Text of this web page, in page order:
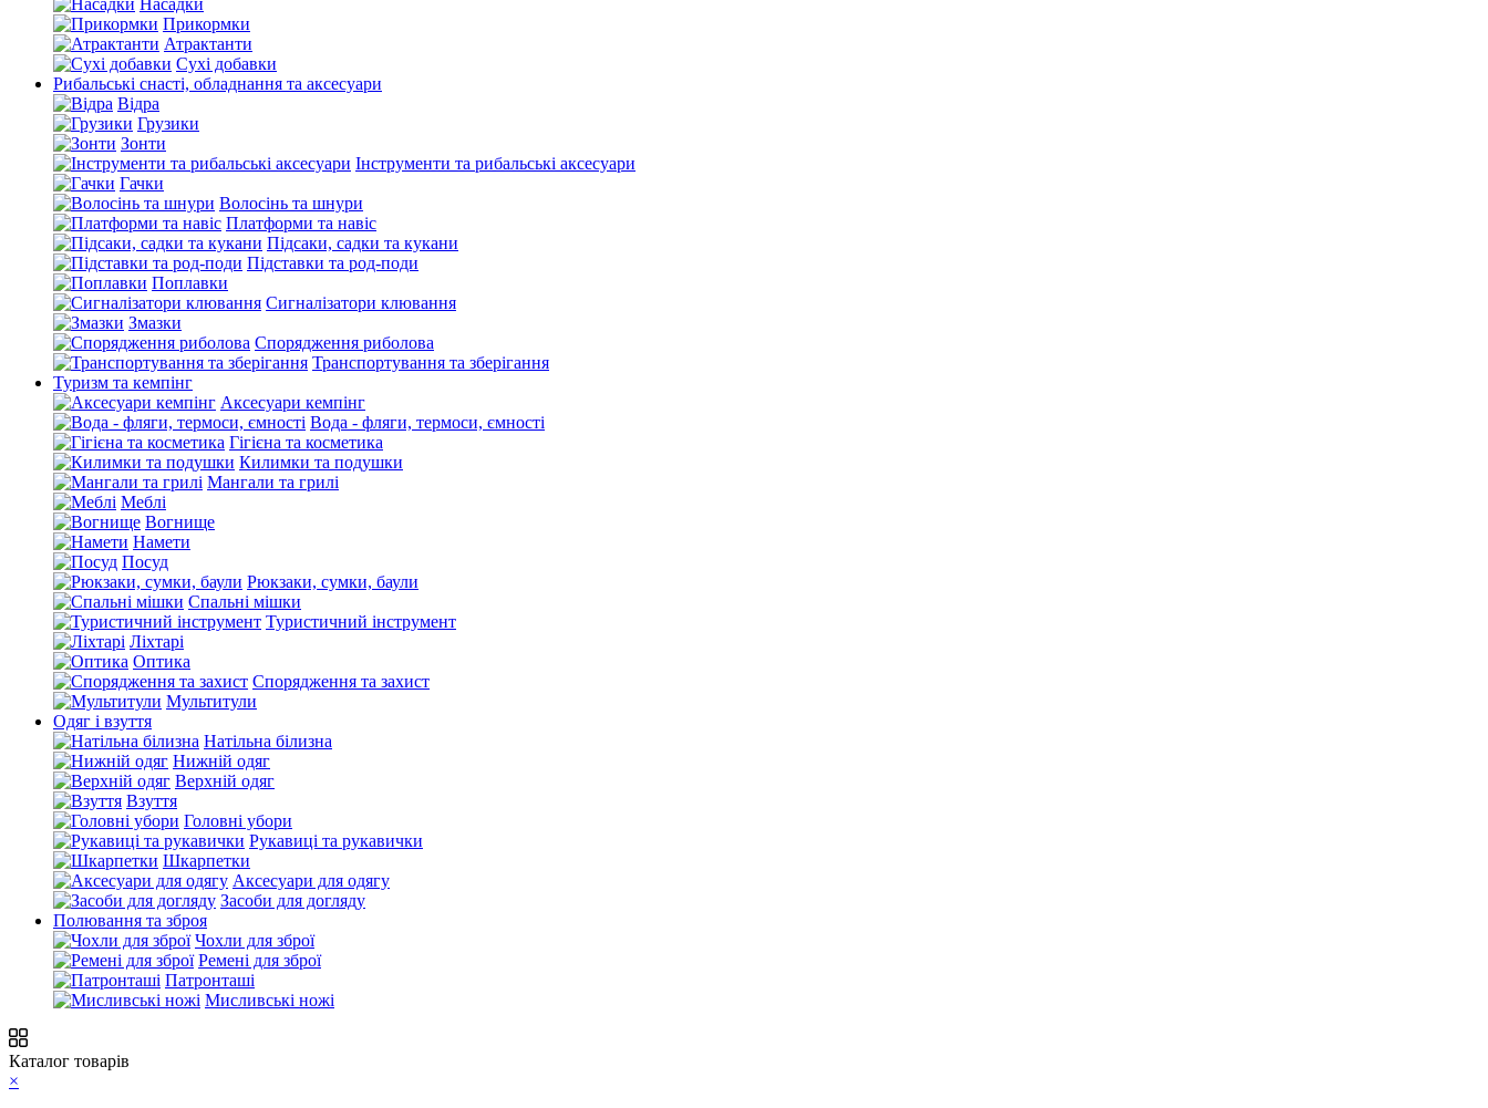
Насадки
Прикормки
Атрактанти
Сухі добавки
Рибальські снасті, обладнання та аксесуари
Відра
Грузики
Зонти
Інструменти та рибальські аксесуари
Гачки
Волосінь та шнури
Платформи та навіс
Підсаки, садки та кукани
Підставки та род-поди
Поплавки
Сигналізатори клювання
Змазки
Спорядження риболова
Транспортування та зберігання
Туризм та кемпінг
Аксесуари кемпінг
Вода - фляги, термоси, ємності
Гігієна та косметика
Килимки та подушки
Мангали та грилі
Меблі
Вогнище
Намети
Посуд
Рюкзаки, сумки, баули
Спальні мішки
Туристичний інструмент
Ліхтарі
Оптика
Спорядження та захист
Мультитули
Одяг і взуття
Натільна білизна
Нижній одяг
Верхній одяг
Взуття
Головні убори
Рукавиці та рукавички
Шкарпетки
Аксесуари для одягу
Засоби для догляду
Полювання та зброя
Чохли для зброї
Ремені для зброї
Патронташі
Мисливські ножі
Каталог товарів
×